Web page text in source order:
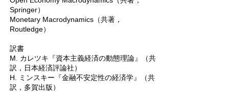
Springer）
Monetary Macrodynamics（共著，
Routledge）
訳書
M. カレツキ『資本主義経済の動態理論』（共
訳，日本経済評論社）
H. ミンスキー『金融不安定性の経済学』（共
訳，多賀出版）